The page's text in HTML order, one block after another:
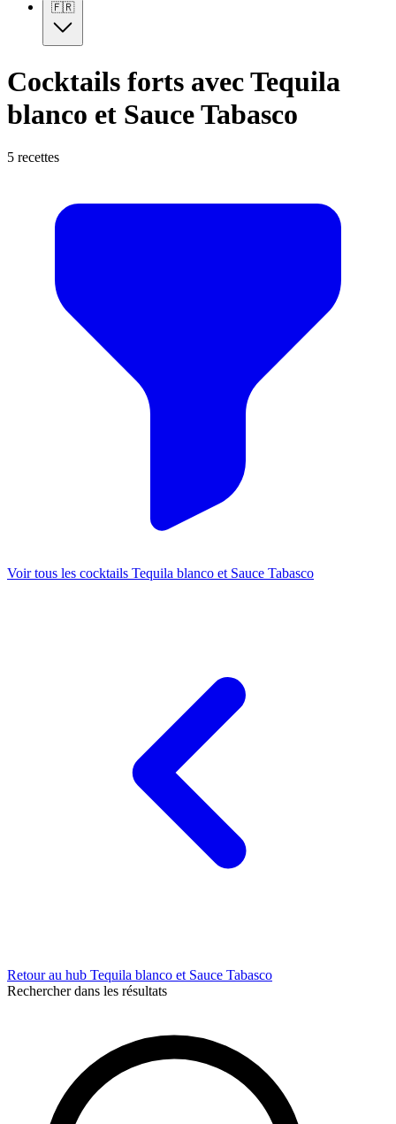
🇫🇷
Cocktails forts avec Tequila
blanco et Sauce Tabasco
5 recettes
Voir tous les cocktails Tequila blanco et Sauce Tabasco
Retour au hub Tequila blanco et Sauce Tabasco
Rechercher dans les résultats